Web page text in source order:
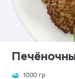
1000 гр.